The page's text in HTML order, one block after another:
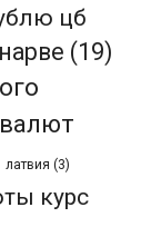
цб
(19)
латвия (3)
курс